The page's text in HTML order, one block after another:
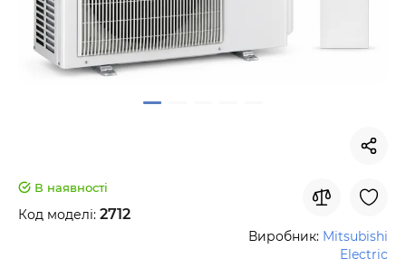
В наявності
Код моделі: 2712
Виробник: Mitsubishi
Electric